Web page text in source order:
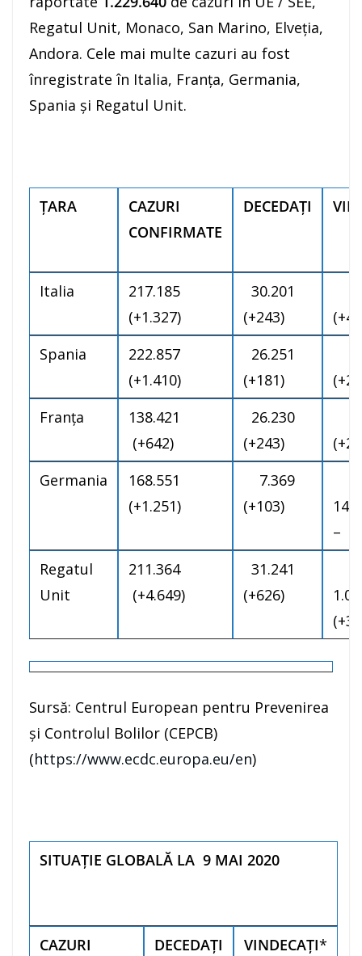
Regatul Unit, Monaco, San Marino, Elveția,
Andora. Cele mai multe cazuri au fost
înregistrate în Italia, Franţa, Germania,
Spania și Regatul Unit.
ŢARA
CAZURI
CONFIRMATE
DECEDAȚI
Italia
217.185
(+1.327)
30.201
(+243)
Spania
222.857
(+1.410)
26.251
(+181)
Franţa
138.421
(+642)
26.230
(+243)
Germania
168.551
(+1.251)
7.369
(+103)
–
Regatul
Unit
211.364
(+4.649)
31.241
(+626)
(+3)
Sursă: Centrul European pentru Prevenirea
și Controlul Bolilor (CEPCB)
(https://www.ecdc.europa.eu/en)
SITUAȚIE GLOBALĂ LA 9 MAI 2020
CAZURI
DECEDAȚI VINDECAȚI*